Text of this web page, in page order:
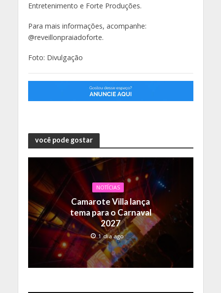
Entretenimento e Forte Produções.
Para mais informações, acompanhe:
@reveillonpraiadoforte.
Foto: Divulgação
você pode gostar
NOTÍCIAS
Camarote Villa lança
tema para o Carnaval
2027
1 dia ago